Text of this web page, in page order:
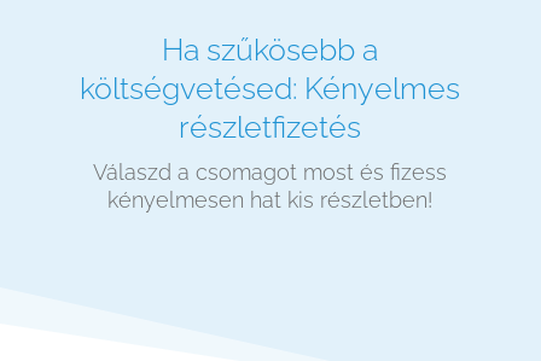
Ha szűkösebb a
költségvetésed: Kényelmes
részletfizetés
Válaszd a csomagot most és fizess
kényelmesen hat kis részletben!